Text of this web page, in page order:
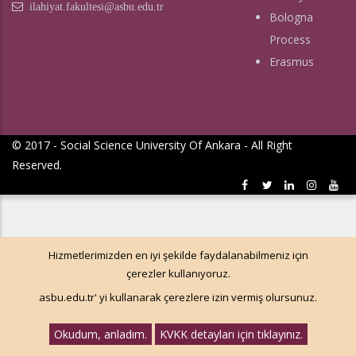
ilahiyat.fakultesi@asbu.edu.tr
Bologna
Process
Erasmus
© 2017 - Social Science University Of Ankara - All Right
Reserved.
Hizmetlerimizden en iyi şekilde faydalanabilmeniz için
çerezler kullanıyoruz.
asbu.edu.tr' yi kullanarak çerezlere izin vermiş olursunuz.
Okudum, anladım. KVKK detayları için tıklayınız.